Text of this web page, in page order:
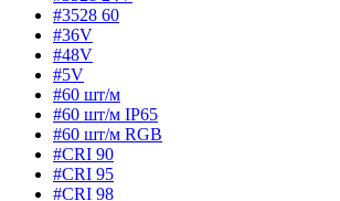
#3528 60
#36V
#48V
#5V
#60 шт/м
#60 шт/м IP65
#60 шт/м RGB
#CRI 90
#CRI 95
#CRI 98